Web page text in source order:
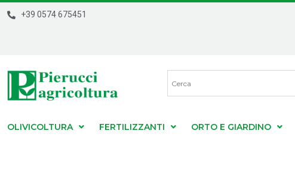
+39 0574 675451
OLIVICOLTURA FERTILIZZANTI ORTO E GIARDINO